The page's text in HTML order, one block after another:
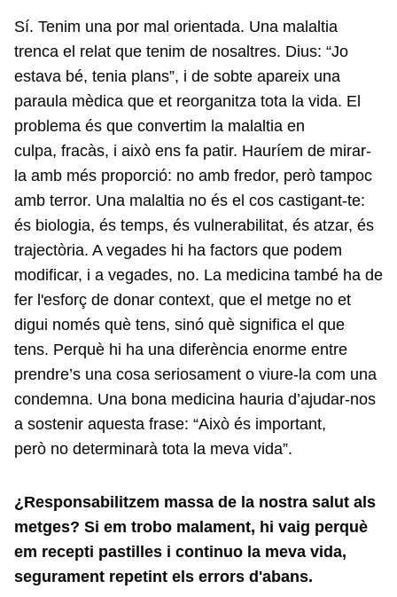
Sí. Tenim una por mal orientada. Una malaltia
trenca el relat que tenim de nosaltres. Dius: “Jo
estava bé, tenia plans”, i de sobte apareix una
paraula mèdica que et reorganitza tota la vida. El
problema és que convertim la malaltia en
culpa, fracàs, i això ens fa patir. Hauríem de mirar-
la amb més proporció: no amb fredor, però tampoc
amb terror. Una malaltia no és el cos castigant-te:
és biologia, és temps, és vulnerabilitat, és atzar, és
trajectòria. A vegades hi ha factors que podem
modificar, i a vegades, no. La medicina també ha de
fer l'esforç de donar context, que el metge no et
digui només què tens, sinó què significa el que
tens. Perquè hi ha una diferència enorme entre
prendre’s una cosa seriosament o viure-la com una
condemna. Una bona medicina hauria d’ajudar-nos
a sostenir aquesta frase: “Això és important,
però no determinarà tota la meva vida”.
¿Responsabilitzem massa de la nostra salut als
metges? Si em trobo malament, hi vaig perquè
em recepti pastilles i continuo la meva vida,
segurament repetint els errors d'abans.